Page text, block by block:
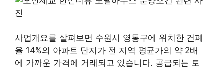
사업개요를 살펴보면 수원시 영통구에 위치한 건폐
율 14%의 아파트 단지가 전 지역 평균가의 약 2배
에 가까운 가격에 거래되고 있습니다. 공급되는 토